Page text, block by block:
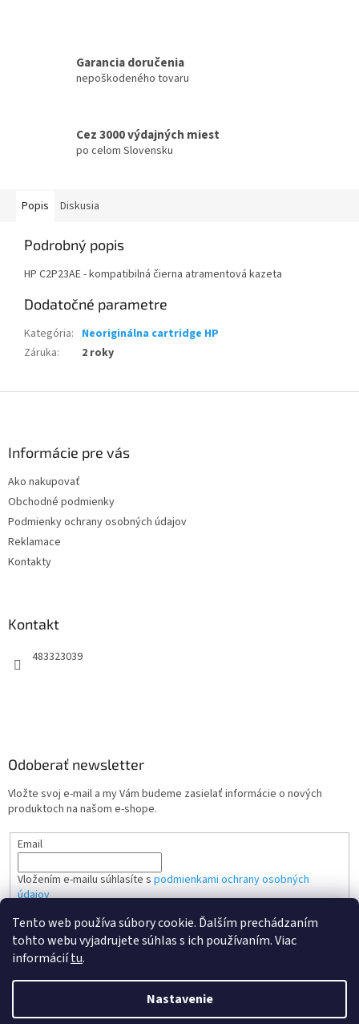
Tento web používa súbory cookie. Ďalším prechádzaním
tohto webu vyjadrujete súhlas s ich používaním. Viac
informáciítu.
Nastavenie
Garancia doručenia
nepoškodeného tovaru
Cez 3000 výdajných miest
po celom Slovensku
Popis Diskusia
Podrobný popis
HP C2P23AE - kompatibilná čierna atramentová kazeta
Dodatočné parametre
Kategória: Neoriginálna cartridge HP
Záruka: 2 roky
Informácie pre vás
Ako nakupovať
Obchodné podmienky
Podmienky ochrany osobných údajov
Reklamace
Kontakty
Kontakt
483323039
Odoberať newsletter
Vložte svoj e-mail a my Vám budeme zasielať informácie o nových
produktoch na našom e-shope.
Email
Vložením e-mailu súhlasíte s podmienkami ochrany osobných
údajov
PRIHLÁSIŤ SA
Vytvoril Shoptet